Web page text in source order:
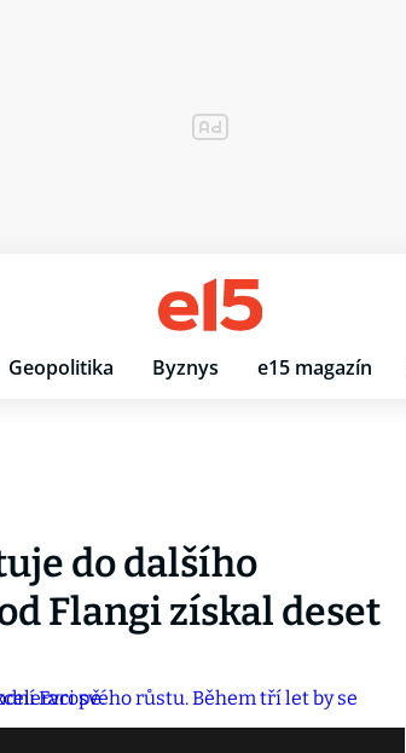
Geopolitika Byznys e15 magazín
do dalšího
Flangi získal deset